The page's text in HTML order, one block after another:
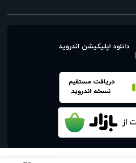
دانلود اپلیکیشن اندروید